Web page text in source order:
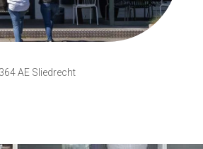
AE Sliedrecht